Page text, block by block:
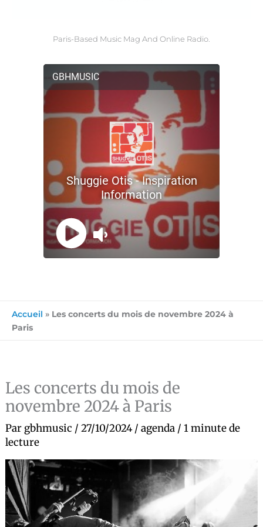
Paris-Based Music Mag And Online Radio.
Accueil » Les concerts du mois de novembre 2024 à
Paris
Les concerts du mois de
novembre 2024 à Paris
Par gbhmusic /27/10/2024/agenda /1 minute de
lecture